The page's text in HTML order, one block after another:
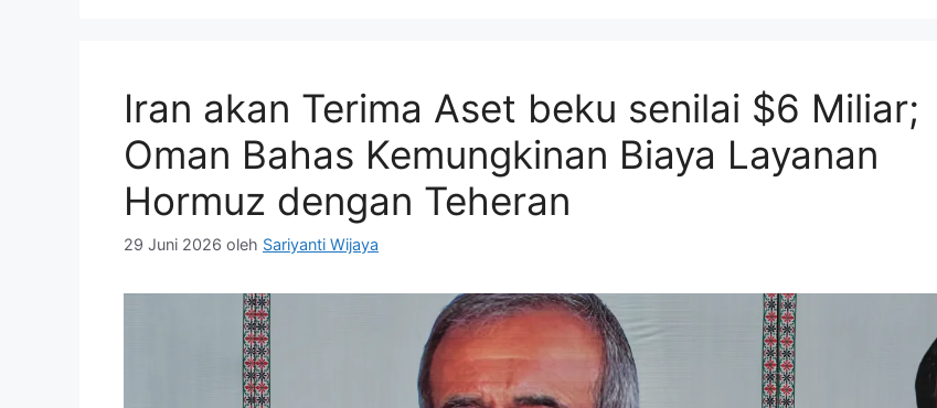
Iran akan Terima Aset beku senilai $6 Miliar;
Oman Bahas Kemungkinan Biaya Layanan
Hormuz dengan Teheran
29 Juni 2026 oleh Sariyanti Wijaya